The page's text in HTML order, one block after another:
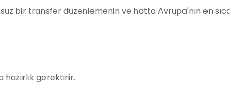
bir transfer düzenlemenin ve hatta Avrupa'nın en
gerektirir.